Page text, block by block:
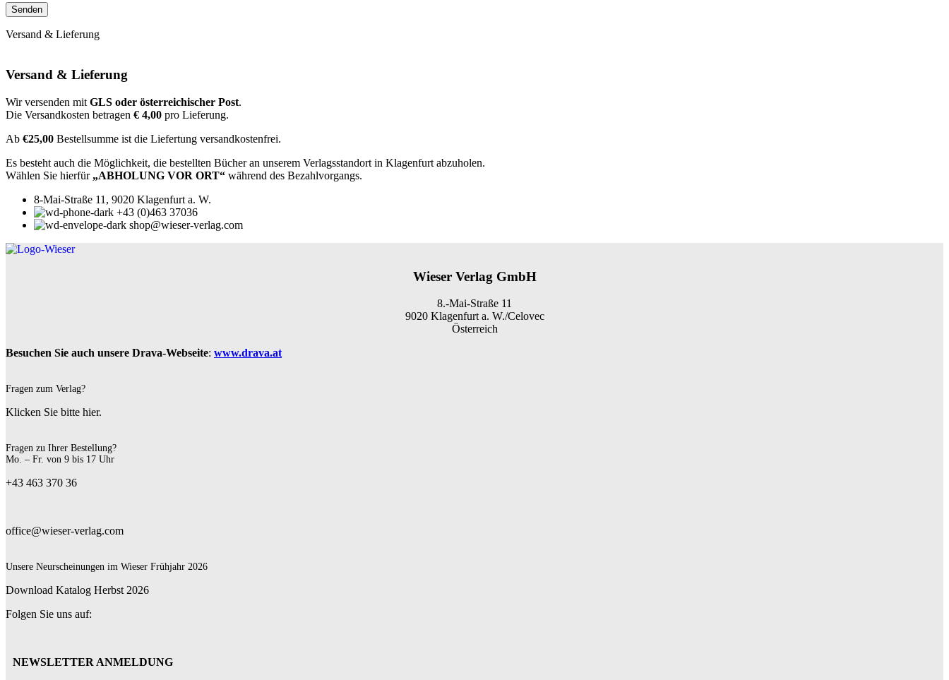
Versand & Lieferung
Versand & Lieferung
Wir versenden mit GLS oder österreichischer Post.
Die Versandkosten betragen € 4,00 pro Lieferung.
Ab €25,00 Bestellsumme ist die Liefertung versandkostenfrei.
Es besteht auch die Möglichkeit, die bestellten Bücher an unserem Verlagsstandort in Klagenfurt abzuholen.
Wählen Sie hierfür „ABHOLUNG VOR ORT“ während des Bezahlvorgangs.
8-Mai-Straße 11, 9020 Klagenfurt a. W.
+43 (0)463 37036
shop@wieser-verlag.com
Wieser Verlag GmbH
8.-Mai-Straße 11
9020 Klagenfurt a. W./Celovec
Österreich
Besuchen Sie auch unsere Drava-Webseite: www.drava.at
Fragen zum Verlag?
Klicken Sie bitte hier.
Fragen zu Ihrer Bestellung?
Mo. – Fr. von 9 bis 17 Uhr
+43 463 370 36
office@wieser-verlag.com
Unsere Neurscheinungen im Wieser Frühjahr 2026
Download Katalog Herbst 2026
Folgen Sie uns auf:
NEWSLETTER ANMELDUNG